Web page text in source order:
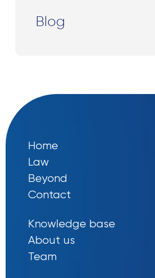
Blog
Home
Law
Beyond
Contact
Knowledge base
About us
Team